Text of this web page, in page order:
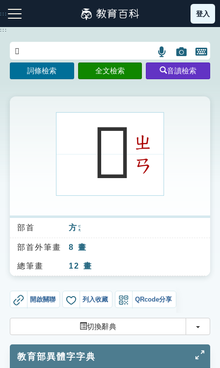
到
主
:::
注音索引圖示 筆畫索引圖示 部首索引表圖示
索引選單
知識索引
單字索引
貓頭鷹博士
登入
:::
語
言
搜
示
圖
片
搜
開
鍵
圖
詞條檢索 全文檢索 音讀檢索
𣃼ㄓ
ㄢ
部首 方 ㄈㄤ
部首外筆畫 8 畫
總筆畫 12 畫
開啟關聯 列入收藏 QRcode分享
切換辭典 切換
教育部異體字字典